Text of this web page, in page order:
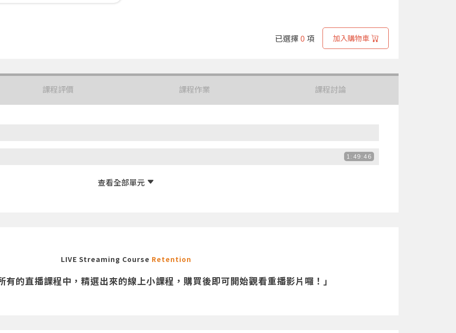
已選擇0 項 加入購物車
課程評價 課程作業 課程討論
1:49:46
LIVE Streaming Course Retention
有的直播課程中，精選出來的線上小課程，購買後即可開始觀看重播影片囉！」